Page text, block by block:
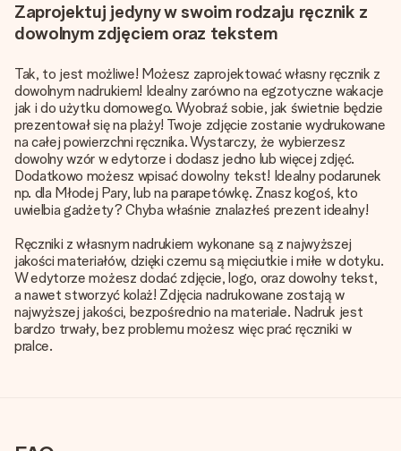
Zaprojektuj jedyny w swoim rodzaju ręcznik z
dowolnym zdjęciem oraz tekstem
Tak, to jest możliwe! Możesz zaprojektować własny ręcznik z
dowolnym nadrukiem! Idealny zarówno na egzotyczne wakacje
jak i do użytku domowego. Wyobraź sobie, jak świetnie będzie
prezentował się na plaży! Twoje zdjęcie zostanie wydrukowane
na całej powierzchni ręcznika. Wystarczy, że wybierzesz
dowolny wzór w edytorze i dodasz jedno lub więcej zdjęć.
Dodatkowo możesz wpisać dowolny tekst! Idealny podarunek
np. dla Młodej Pary, lub na parapetówkę. Znasz kogoś, kto
uwielbia gadżety? Chyba właśnie znalazłeś prezent idealny!
Ręczniki z własnym nadrukiem wykonane są z najwyższej
jakości materiałów, dzięki czemu są mięciutkie i miłe w dotyku.
W edytorze możesz dodać zdjęcie, logo, oraz dowolny tekst,
a nawet stworzyć kolaż! Zdjęcia nadrukowane zostają w
najwyższej jakości, bezpośrednio na materiale. Nadruk jest
bardzo trwały, bez problemu możesz więc prać ręczniki w
pralce.